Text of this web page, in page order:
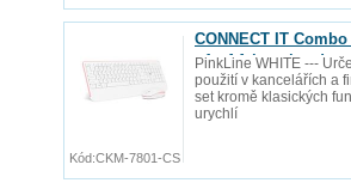
CONNECT IT
+1x AA baterie
PinkLine WHITE ---
použití v kancelářích a
set kromě klasických
urychlí
Kód:CKM-7801-CS